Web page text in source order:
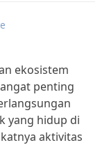
ekosistem
penting
yang hidup di
aktivitas